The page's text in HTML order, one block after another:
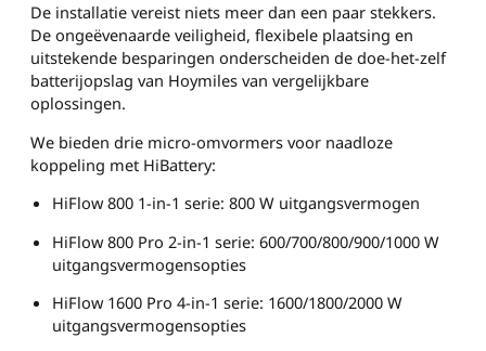
De installatie vereist niets meer dan een paar stekkers.
De ongeëvenaarde veiligheid, flexibele plaatsing en
uitstekende besparingen onderscheiden de doe-het-zelf
batterijopslag van Hoymiles van vergelijkbare
oplossingen.
We bieden drie micro-omvormers voor naadloze
koppeling met HiBattery:
HiFlow 800 1-in-1 serie: 800 W uitgangsvermogen
HiFlow 800 Pro 2-in-1 serie: 600/700/800/900/1000 W
uitgangsvermogensopties
HiFlow 1600 Pro 4-in-1 serie: 1600/1800/2000 W
uitgangsvermogensopties